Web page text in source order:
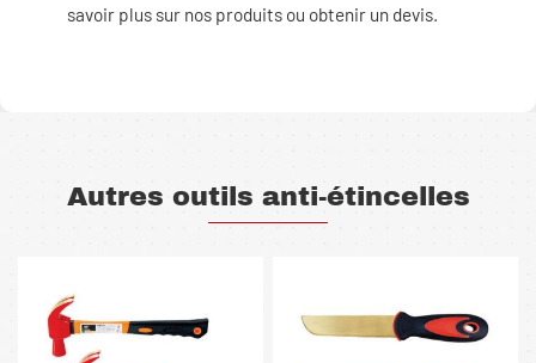
savoir plus sur nos produits ou obtenir un devis.
Autres outils anti-étincelles